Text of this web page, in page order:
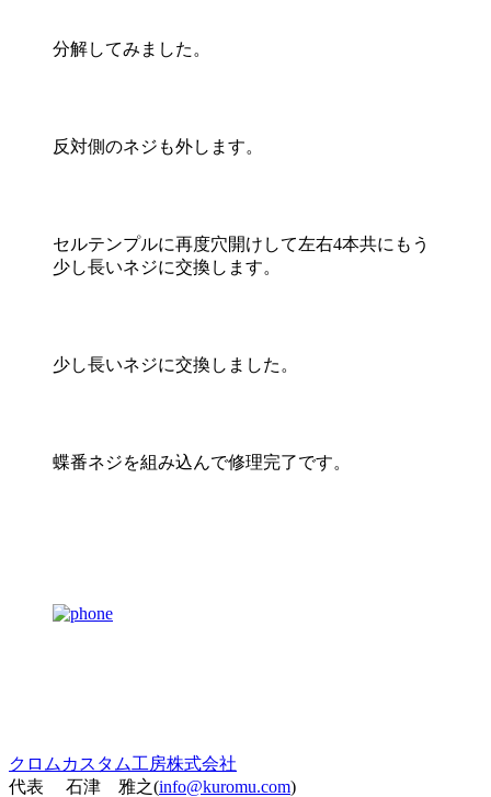
分解してみました。
反対側のネジも外します。
セルテンプルに再度穴開けして左右4本共にもう
少し長いネジに交換します。
少し長いネジに交換しました。
蝶番ネジを組み込んで修理完了です。
クロムカスタム工房株式会社
代表 石津 雅之(info@kuromu.com)